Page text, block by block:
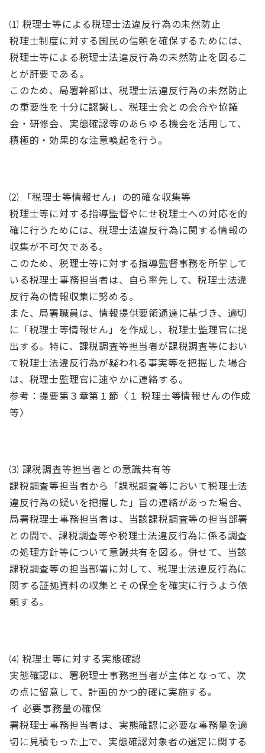
⑴ 税理士等による税理士法違反行為の未然防止
税理士制度に対する国民の信頼を確保するためには、
税理士等による税理士法違反行為の未然防止を図るこ
とが肝要である。
このため、局署幹部は、税理士法違反行為の未然防止
の重要性を十分に認識し、税理士会との会合や協議
会・研修会、実態確認等のあらゆる機会を活用して、
積極的・効果的な注意喚起を行う。
⑵ 「税理士等情報せん」の的確な収集等
税理士等に対する指導監督やにせ税理士への対応を的
確に行うためには、税理士法違反行為に関する情報の
収集が不可欠である。
このため、税理士等に対する指導監督事務を所掌して
いる税理士事務担当者は、自ら率先して、税理士法違
反行為の情報収集に努める。
また、局署職員は、情報提供要領通達に基づき、適切
に「税理士等情報せん」を作成し、税理士監理官に提
出する。特に、課税調査等担当者が課税調査等におい
て税理士法違反行為が疑われる事実等を把握した場合
は、税理士監理官に速やかに連絡する。
参考：提要第３章第１節〈１ 税理士等情報せんの作成
等〉
⑶ 課税調査等担当者との意識共有等
課税調査等担当者から「課税調査等において税理士法
違反行為の疑いを把握した」旨の連絡があった場合、
局署税理士事務担当者は、当該課税調査等の担当部署
との間で、課税調査等や税理士法違反行為に係る調査
の処理方針等について意識共有を図る。併せて、当該
課税調査等の担当部署に対して、税理士法違反行為に
関する証拠資料の収集とその保全を確実に行うよう依
頼する。
⑷ 税理士等に対する実態確認
実態確認は、署税理士事務担当者が主体となって、次
の点に留意して、計画的かつ的確に実施する。
イ 必要事務量の確保
署税理士事務担当者は、実態確認に必要な事務量を適
切に見積もった上で、実態確認対象者の選定に関する